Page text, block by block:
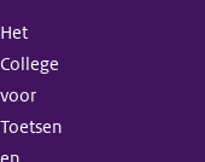
Het
College
voor
Toetsen